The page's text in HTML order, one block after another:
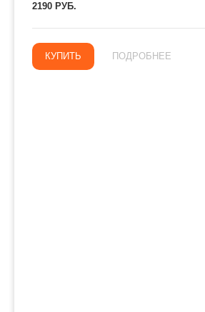
2190 РУБ.
КУПИТЬ ПОДРОБНЕЕ